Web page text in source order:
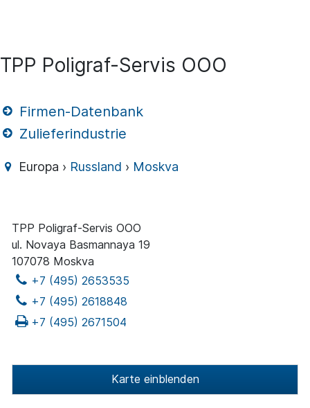
TPP Poligraf-Servis OOO
Firmen-Datenbank
Zulieferindustrie
Europa › Russland › Moskva
TPP Poligraf-Servis OOO
ul. Novaya Basmannaya 19
107078 Moskva
+7 (495) 2653535
+7 (495) 2618848
+7 (495) 2671504
Karte einblenden